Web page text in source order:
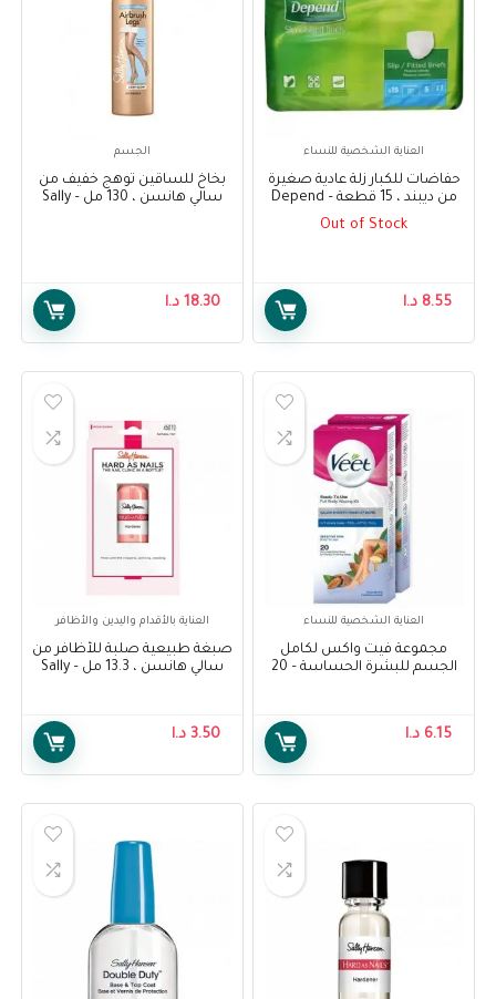
العناية الشخصية للنساء
حفاضات للكبار زلة عادية صغيرة
من ديبند ، 15 قطعة – Depend
Adult Diapers Slip Normal
Out of Stock
8.55 د.ا
الجسم
بخاخ للساقين توهج خفيف من
سالي هانسن ، 130 مل – Sally
18.30 د.ا
العناية الشخصية للنساء
مجموعة فيت واكس لكامل
الجسم للبشرة الحساسة – 20
6.15 د.ا
العناية بالأقدام واليدين والأظافر
صبغة طبيعية صلبة للأظافر من
سالي هانسن ، 13.3 مل – Sally
3.50 د.ا